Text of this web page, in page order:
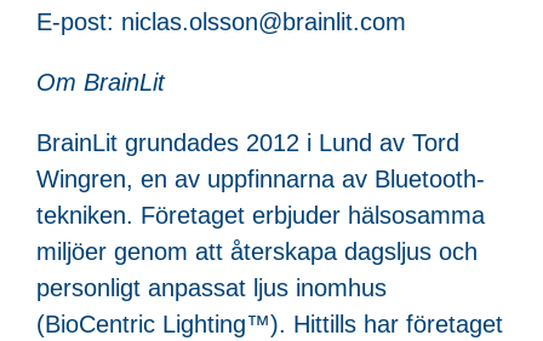
E-post: niclas.olsson@brainlit.com
Om BrainLit
BrainLit grundades 2012 i Lund av Tord
Wingren, en av uppfinnarna av Bluetooth-
tekniken. Företaget erbjuder hälsosamma
miljöer genom att återskapa dagsljus och
personligt anpassat ljus inomhus
(BioCentric Lighting™). Hittills har företaget